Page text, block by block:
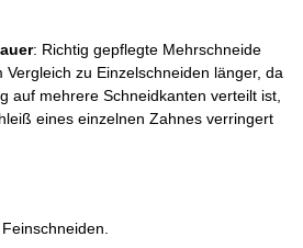
: Richtig gepflegte Mehrschneide
Vergleich zu Einzelschneiden länger, da
auf mehrere Schneidkanten verteilt ist,
eines einzelnen Zahnes verringert